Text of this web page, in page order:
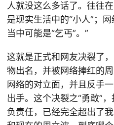
人就没这么多话了。往往
是现实生活中的“小人”；
当中可能是“乞丐”。”
这就是正式和网友决裂了
物出名，并被网络捧红的
网络的对立面，并且反手
出手。这个决裂之“勇敢”
负责任，已经完全超出了